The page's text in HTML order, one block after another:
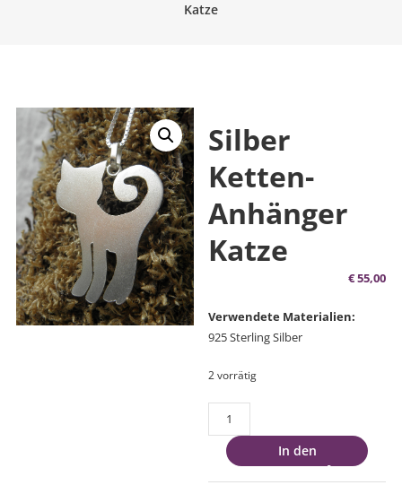
Katze
Silber
Ketten-
Anhänger
Katze
€55,00
Verwendete Materialien:
925 Sterling Silber
2 vorrätig
Silber
Ketten-
Anhänger
In den